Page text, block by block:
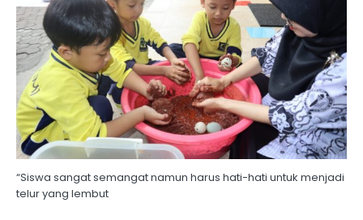
“Siswa sangat semangat namun harus hati-hati untuk menjadi
telur yang lembut